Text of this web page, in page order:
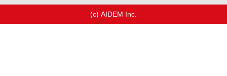
(c) AIDEM Inc.